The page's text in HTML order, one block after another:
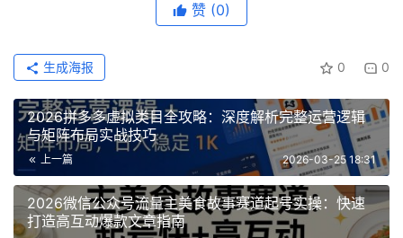
赞 (0)
0 0
生成海报
2026拼多多虚拟类目全攻略：深度解析完整运营逻辑
与矩阵布局实战技巧
上一篇 2026-03-25 18:31
2026微信公众号流量主美食故事赛道起号实操：快速
打造高互动爆款文章指南